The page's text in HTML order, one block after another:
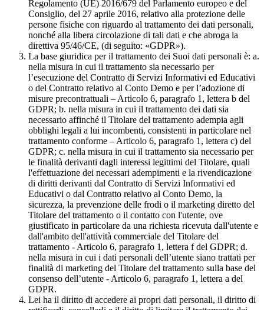
Regolamento (UE) 2016/679 del Parlamento europeo e del
Consiglio, del 27 aprile 2016, relativo alla protezione delle
persone fisiche con riguardo al trattamento dei dati personali,
nonché alla libera circolazione di tali dati e che abroga la
direttiva 95/46/CE, (di seguito: «GDPR»).
La base giuridica per il trattamento dei Suoi dati personali è: a.
nella misura in cui il trattamento sia necessario per
l’esecuzione del Contratto di Servizi Informativi ed Educativi
o del Contratto relativo al Conto Demo e per l’adozione di
misure precontrattuali – Articolo 6, paragrafo 1, lettera b del
GDPR; b. nella misura in cui il trattamento dei dati sia
necessario affinché il Titolare del trattamento adempia agli
obblighi legali a lui incombenti, consistenti in particolare nel
trattamento conforme – Articolo 6, paragrafo 1, lettera c) del
GDPR; c. nella misura in cui il trattamento sia necessario per
le finalità derivanti dagli interessi legittimi del Titolare, quali
l'effettuazione dei necessari adempimenti e la rivendicazione
di diritti derivanti dal Contratto di Servizi Informativi ed
Educativi o dal Contratto relativo al Conto Demo, la
sicurezza, la prevenzione delle frodi o il marketing diretto del
Titolare del trattamento o il contatto con l'utente, ove
giustificato in particolare da una richiesta ricevuta dall'utente e
dall'ambito dell'attività commerciale del Titolare del
trattamento - Articolo 6, paragrafo 1, lettera f del GDPR; d.
nella misura in cui i dati personali dell’utente siano trattati per
finalità di marketing del Titolare del trattamento sulla base del
consenso dell’utente - Articolo 6, paragrafo 1, lettera a del
GDPR.
Lei ha il diritto di accedere ai propri dati personali, il diritto di